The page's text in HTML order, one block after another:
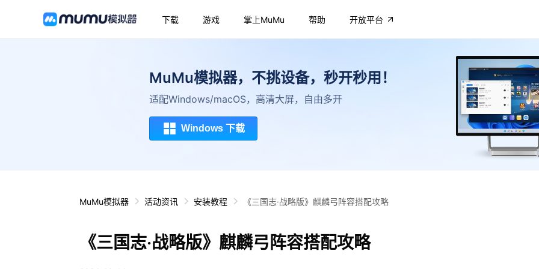
下载 游戏 掌上MuMu 帮助 开放平台
MuMu模拟器，不挑设备，秒开秒用！
适配Windows/macOS，高清大屏，自由多开
Windows 下载
MuMu模拟器 活动资讯 安装教程 《三国志·战略版》麒麟弓阵容搭配攻略
《三国志·战略版》麒麟弓阵容搭配攻略